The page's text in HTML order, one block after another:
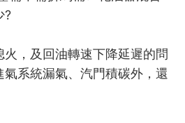
?
，及回油轉速下降延遲的問
系統漏氣、汽門積碳外，還